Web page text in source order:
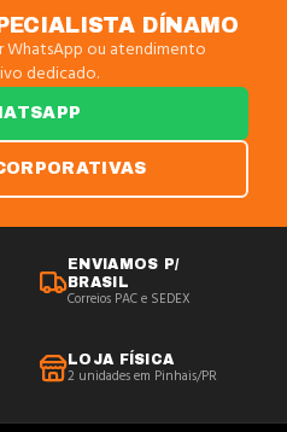
DÍNAMO
WhatsApp ou atendimento
dedicado.
ENVIAMOS P/
BRASIL
Correios PAC e SEDEX
LOJA FÍSICA
2 unidades em Pinhais/PR